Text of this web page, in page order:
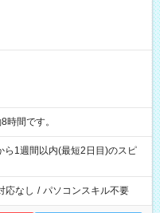
働8時間です。
ら1週間以内(最短2日目)のスピ
応なし / パソコンスキル不要